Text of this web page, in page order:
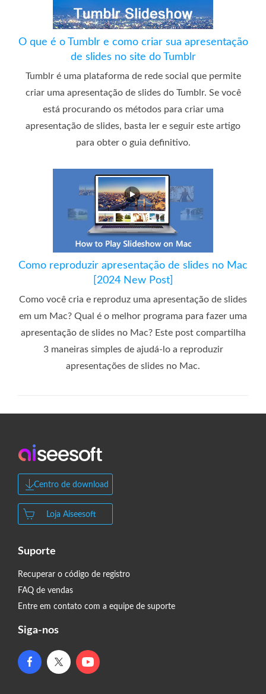
O que é o Tumblr e como criar sua apresentação
de slides no site do Tumblr
Tumblr é uma plataforma de rede social que permite
criar uma apresentação de slides do Tumblr. Se você
está procurando os métodos para criar uma
apresentação de slides, basta ler e seguir este artigo
para obter o guia definitivo.
Como reproduzir apresentação de slides no Mac
[2024 New Post]
Como você cria e reproduz uma apresentação de slides
em um Mac? Qual é o melhor programa para fazer uma
apresentação de slides no Mac? Este post compartilha
3 maneiras simples de ajudá-lo a reproduzir
apresentações de slides no Mac.
Centro de download
Loja Aiseesoft
Suporte
Recuperar o código de registro
FAQ de vendas
Entre em contato com a equipe de suporte
Siga-nos